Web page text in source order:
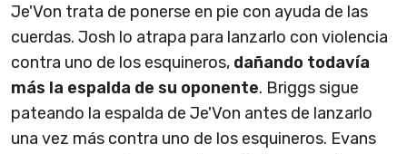
Je'Von trata de ponerse en pie con ayuda de las
cuerdas. Josh lo atrapa para lanzarlo con violencia
contra uno de los esquineros, dañando todavía
más la espalda de su oponente. Briggs sigue
pateando la espalda de Je'Von antes de lanzarlo
una vez más contra uno de los esquineros. Evans